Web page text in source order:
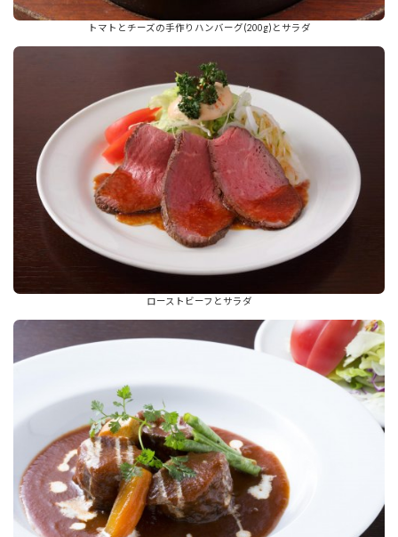
トマトとチーズの手作りハンバーグ(200g)とサラダ
ローストビーフとサラダ